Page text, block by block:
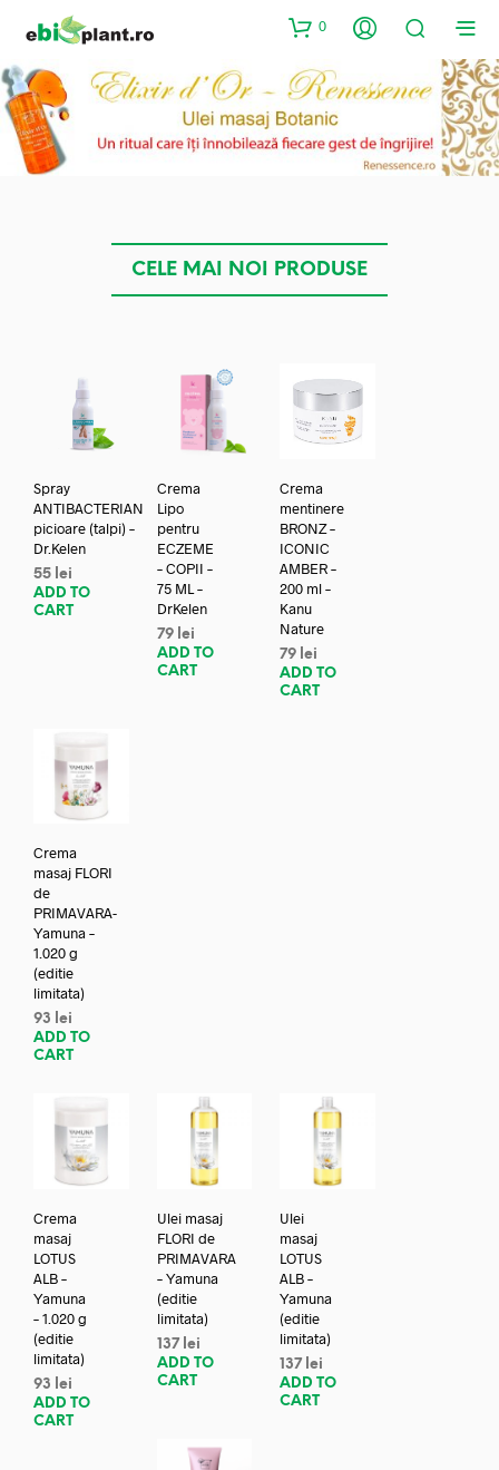
0
CELE MAI NOI PRODUSE
Spray
ANTIBACTERIAN
picioare (talpi) –
Dr.Kelen
55 lei
ADD TO
CART
Crema
Lipo
pentru
ECZEME
– COPII –
75 ML –
DrKelen
79 lei
ADD TO
CART
Crema
mentinere
BRONZ –
ICONIC
AMBER –
200 ml –
Kanu
Nature
79 lei
ADD TO
CART
Crema
masaj FLORI
de
PRIMAVARA-
Yamuna –
1.020 g
(editie
limitata)
93
lei
ADD TO
CART
Crema
masaj
LOTUS
ALB –
Yamuna
– 1.020 g
(editie
limitata)
93
lei
ADD TO
CART
Ulei masaj
FLORI de
PRIMAVARA
– Yamuna
(editie
limitata)
137 lei
ADD TO
CART
Ulei
masaj
LOTUS
ALB –
Yamuna
(editie
limitata)
137 lei
ADD TO
CART